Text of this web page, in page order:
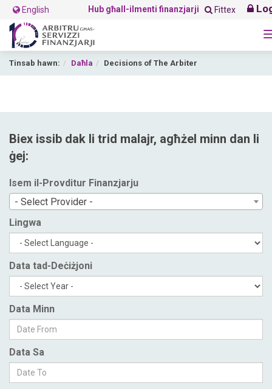
English Hub għall-ilmenti finanzjarji Fittex
Tinsab hawn: Daħla Decisions of The Arbiter
Biex issib dak li trid malajr, agħżel minn dan li
ġej:
Isem il-Provditur Finanzjarju
- Select Provider -
Lingwa
Data tad-Deċiżjoni
Data Minn
Data Sa